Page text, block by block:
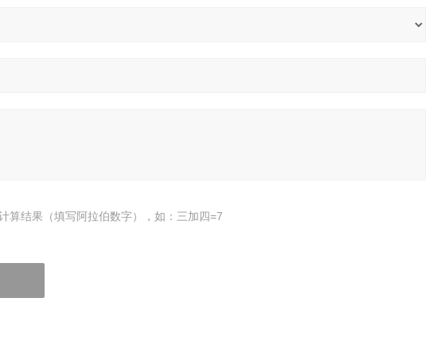
算结果（填写阿拉伯数字），如：三加四=7